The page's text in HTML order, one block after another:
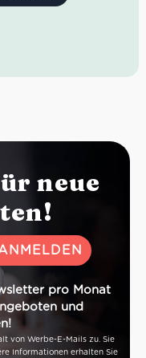
neue
pro Monat
und
von Werbe-E-Mails zu. Sie
Informationen erhalten Sie